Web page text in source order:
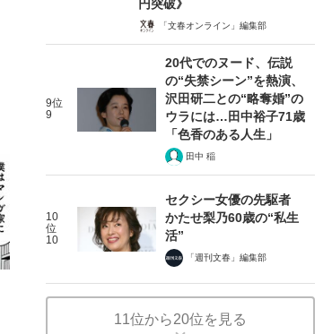
円突破》
「文春オンライン」編集部
9位
9
20代でのヌード、伝説
の“失禁シーン”を熱演、
沢田研二との“略奪婚”の
ウラには…田中裕子71歳
「色香のある人生」
田中 稲
10
位
10
セクシー女優の先駆者
かたせ梨乃60歳の“私生
活”
「週刊文春」編集部
11位から20位を見る